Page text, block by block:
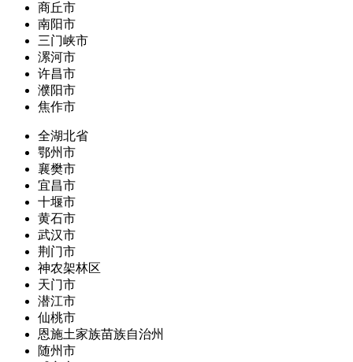
商丘市
南阳市
三门峡市
漯河市
许昌市
濮阳市
焦作市
全湖北省
鄂州市
襄樊市
宜昌市
十堰市
黄石市
武汉市
荆门市
神农架林区
天门市
潜江市
仙桃市
恩施土家族苗族自治州
随州市